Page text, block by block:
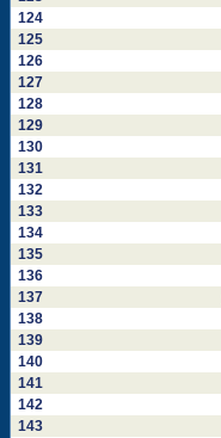
124
125
126
127
128
129
130
131
132
133
134
135
136
137
138
139
140
141
142
143